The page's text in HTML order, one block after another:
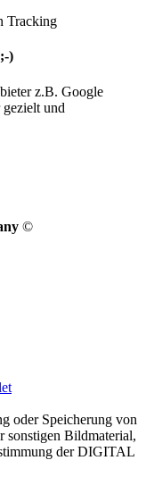
Tracking
)
z.B. Google
und
©
oder Speicherung von
sonstigen Bildmaterial,
der DIGITAL